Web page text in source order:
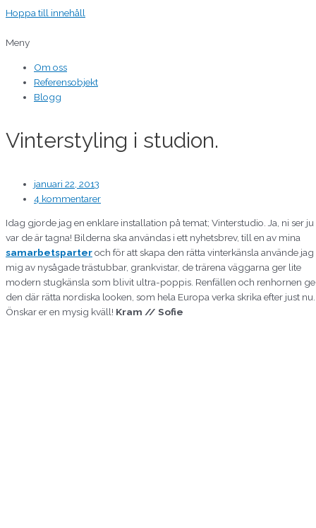
Hoppa till innehåll
Meny
Om oss
Referensobjekt
Blogg
Vinterstyling i studion.
januari 22, 2013
4 kommentarer
Idag gjorde jag en enklare installation på temat; Vinterstudio. Ja, ni ser ju
var de är tagna! Bilderna ska användas i ett nyhetsbrev, till en av mina
samarbetsparteroch för att skapa den rätta vinterkänsla använde jag
mig av nysågade trästubbar, grankvistar, de trärena väggarna ger lite
modern stugkänsla som blivit ultra-poppis. Renfällen och renhornen
den där rätta nordiska looken, som hela Europa verka skrika efter just nu.
Önskar er en mysig kväll! Kram // Sofie